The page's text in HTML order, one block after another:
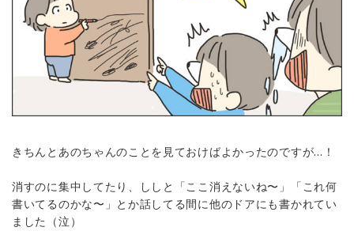
きちんとあのちゃんのことを見ておけばよかったのですが…！
消すのに集中してたり、ししと「ここ消えないね〜」「これ何
書いてるのかな〜」とか話してる間に他のドアにも書かれてい
ました（泣）